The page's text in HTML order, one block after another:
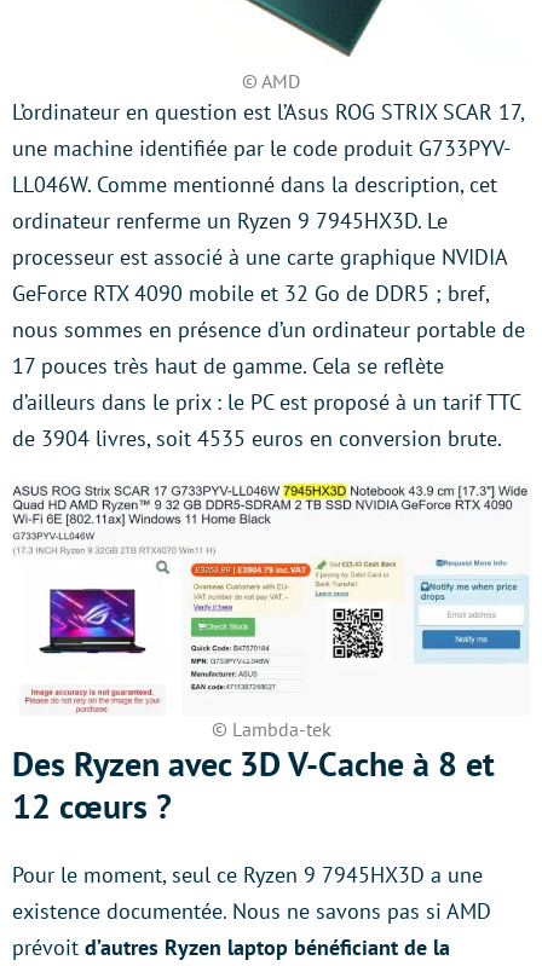
© AMD
L’ordinateur en question est l’Asus ROG STRIX SCAR 17,
une machine identifiée par le code produit G733PYV-
LL046W. Comme mentionné dans la description, cet
ordinateur renferme un Ryzen 9 7945HX3D. Le
processeur est associé à une carte graphique NVIDIA
GeForce RTX 4090 mobile et 32 Go de DDR5 ; bref,
nous sommes en présence d’un ordinateur portable de
17 pouces très haut de gamme. Cela se reflète
d’ailleurs dans le prix : le PC est proposé à un tarif TTC
de 3904 livres, soit 4535 euros en conversion brute.
© Lambda-tek
Des Ryzen avec 3D V-Cache à 8 et
12 cœurs ?
Pour le moment, seul ce Ryzen 9 7945HX3D a une
existence documentée. Nous ne savons pas si AMD
prévoit d’autres Ryzen laptop bénéficiant de la